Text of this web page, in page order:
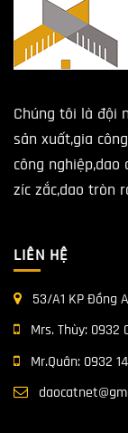
Chúng tôi là đội
sản xuất,gia
công nghiệp,dao
zíc zắc,dao tròn
LIÊN HỆ
53/A1 KP Đồng
Mrs. Thùy: 0932
Mr.Quân: 0932